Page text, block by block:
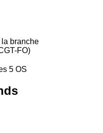
branche
FO)
5 OS